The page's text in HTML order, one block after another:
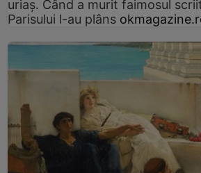
uriaș. Când a murit faimosul
Parisului l-au plâns